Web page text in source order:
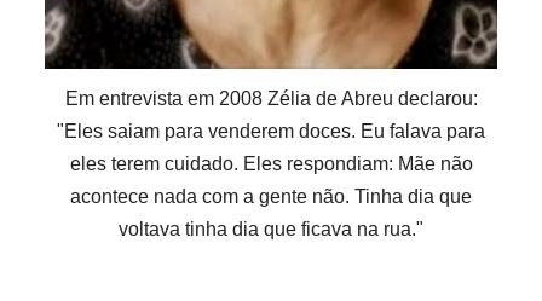
Em entrevista em 2008 Zélia de Abreu declarou:
"Eles saiam para venderem doces. Eu falava para
eles terem cuidado. Eles respondiam: Mãe não
acontece nada com a gente não. Tinha dia que
voltava tinha dia que ficava na rua."